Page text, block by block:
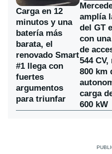
Carga en 12
minutos y una
batería más
barata, el
renovado Smart
#1 llega con
fuertes
argumentos
para triunfar
amplía
del GT
con
de
544 CV,
800 km
carga
600 kW